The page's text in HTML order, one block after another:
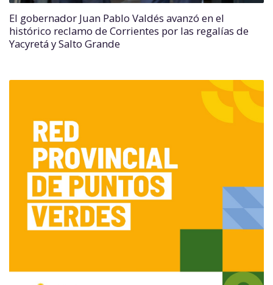
El gobernador Juan Pablo Valdés avanzó en el
histórico reclamo de Corrientes por las regalías de
Yacyretá y Salto Grande